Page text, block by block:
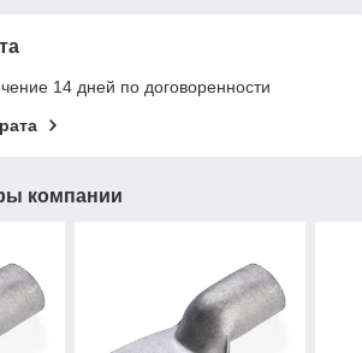
14 дней по договоренности
компании